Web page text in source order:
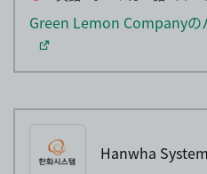
Green Lemon Companyの
Hanwha